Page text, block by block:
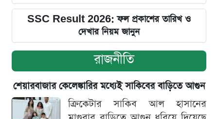
SSC Result 2026: ফল প্রকাশের তারিখ ও
দেখার নিয়ম জানুন
রাজনীতি
শেয়ারবাজার কেলেঙ্কারির মধ্যেই সাকিবের বাড়িতে আগুন
ক্রিকেটার সাকিব আল হাসানের